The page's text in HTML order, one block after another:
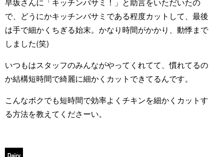
で、どうにかキッチンバサミである程度カットして、最後
は手で細かくちぎる始末。かなり時間がかかり、動悸まで
しました(笑)
いつもはスタッフのみんながやってくれてて、慣れてるの
か結構短時間で綺麗に細かくカットできてるんです。
こんなボクでも短時間で効率よくチキンを細かくカットす
る方法を教えてくださーい。
Dairy